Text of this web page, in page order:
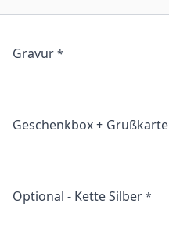
Gravur *
Geschenkbox + Grußkarte
Optional - Kette Silber *